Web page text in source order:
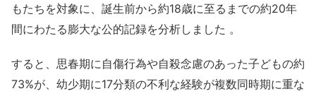
もたちを対象に、誕生前から約18歳に至るまでの約20年
間にわたる膨大な公的記録を分析しました 。
すると、思春期に自傷行為や自殺念慮のあった子どもの約
73%が、幼少期に17分類の不利な経験が複数同時期に重な